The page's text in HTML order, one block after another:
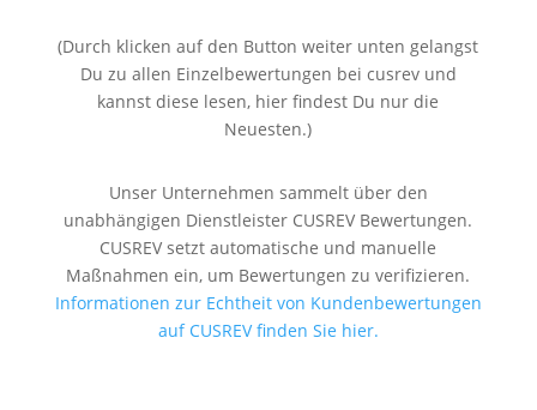
(Durch klicken auf den Button weiter unten gelangst
Du zu allen Einzelbewertungen bei cusrev und
kannst diese lesen, hier findest Du nur die
Neuesten.)
Unser Unternehmen sammelt über den
unabhängigen Dienstleister CUSREV Bewertungen.
CUSREV setzt automatische und manuelle
Maßnahmen ein, um Bewertungen zu verifizieren.
Informationen zur Echtheit von Kundenbewertungen
auf CUSREV finden Sie hier.